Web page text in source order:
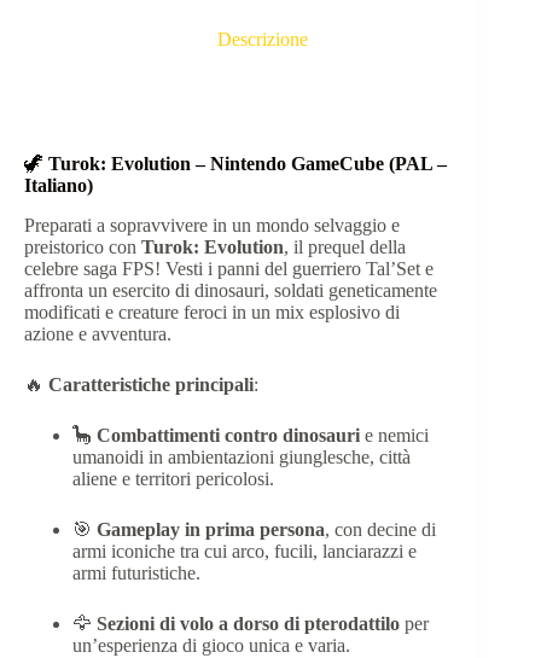
Descrizione
🦖 Turok: Evolution – Nintendo GameCube (PAL –
Italiano)
Preparati a sopravvivere in un mondo selvaggio e
preistorico con Turok: Evolution, il prequel della
celebre saga FPS! Vesti i panni del guerriero Tal’Set e
affronta un esercito di dinosauri, soldati geneticamente
modificati e creature feroci in un mix esplosivo di
azione e avventura.
🔥 Caratteristiche principali:
🦕 Combattimenti contro dinosauri e nemici
umanoidi in ambientazioni giunglesche, città
aliene e territori pericolosi.
🎯 Gameplay in prima persona, con decine di
armi iconiche tra cui arco, fucili, lanciarazzi e
armi futuristiche.
🦅 Sezioni di volo a dorso di pterodattilo per
un’esperienza di gioco unica e varia.